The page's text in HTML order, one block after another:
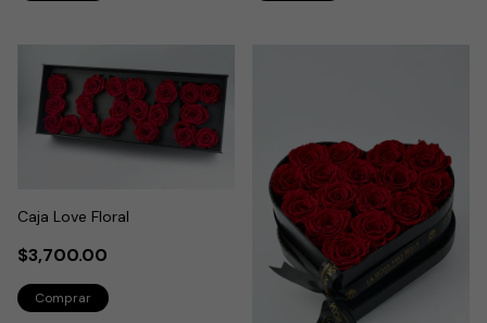
Caja Love Floral
$3,700.00